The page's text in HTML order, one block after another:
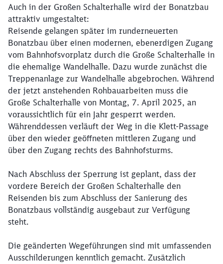
Auch in der Großen Schalterhalle wird der Bonatzbau
attraktiv umgestaltet:
Reisende gelangen später im runderneuerten
Bonatzbau über einen modernen, ebenerdigen Zugang
vom Bahnhofsvorplatz durch die Große Schalterhalle in
die ehemalige Wandelhalle. Dazu wurde zunächst die
Treppenanlage zur Wandelhalle abgebrochen. Während
der jetzt anstehenden Rohbauarbeiten muss die
Große Schalterhalle von Montag, 7. April 2025, an
voraussichtlich für ein Jahr gesperrt werden.
Währenddessen verläuft der Weg in die Klett-Passage
über den wieder geöffneten mittleren Zugang und
über den Zugang rechts des Bahnhofsturms.
Nach Abschluss der Sperrung ist geplant, dass der
vordere Bereich der Großen Schalterhalle den
Reisenden bis zum Abschluss der Sanierung des
Bonatzbaus vollständig ausgebaut zur Verfügung
steht.
Die geänderten Wegeführungen sind mit umfassenden
Ausschilderungen kenntlich gemacht. Zusätzlich
Schließen
Möchten Sie zu
weitergeleitet
werden?
Abbrechen Weiter